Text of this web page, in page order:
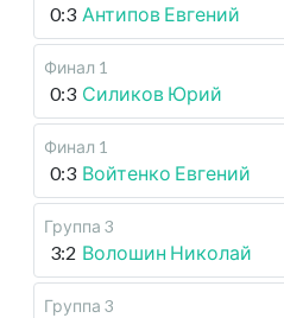
0:3 Антипов Евгений
Финал 1
0:3 Силиков Юрий
Финал 1
0:3 Войтенко Евгений
Группа 3
3:2 Волошин Николай
Группа 3